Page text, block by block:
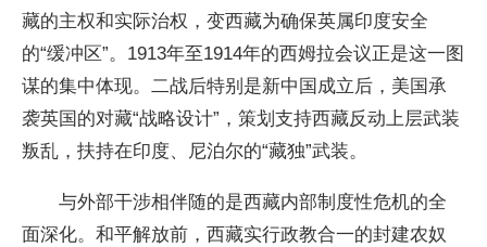
藏的主权和实际治权，变西藏为确保英属印度安全
的“缓冲区”。1913年至1914年的西姆拉会议正是这一图
谋的集中体现。二战后特别是新中国成立后，美国承
袭英国的对藏“战略设计”，策划支持西藏反动上层武装
叛乱，扶持在印度、尼泊尔的“藏独”武装。
与外部干涉相伴随的是西藏内部制度性危机的全
面深化。和平解放前，西藏实行政教合一的封建农奴